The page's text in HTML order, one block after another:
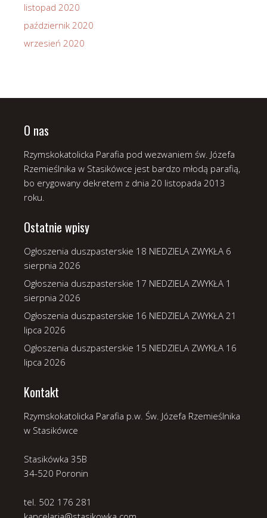
listopad 2020
październik 2020
wrzesień 2020
O nas
Rzymskokatolicka Parafia pod wezwaniem św. Józefa
Rzemieślnika w Stasikówce jest bardzo młodą parafią,
bo erygowany dekretem z dnia 20 listopada 2013
roku.
Ostatnie wpisy
Ogłoszenia duszpasterskie 18 NIEDZIELA ZWYKŁA 6
sierpnia 2026
Ogłoszenia duszpasterskie 17 NIEDZIELA ZWYKŁA 1
sierpnia 2026
Ogłoszenia duszpasterskie 16 NIEDZIELA ZWYKŁA 21
lipca 2026
Ogłoszenia duszpasterskie 15 NIEDZIELA ZWYKŁA 16
lipca 2026
Kontakt
Rzymskokatolicka Parafia p.w. Św. Józefa Rzemieślnika
w Stasikówce
Stasikówka 35B
34-520 Poronin
tel. 502 176 281